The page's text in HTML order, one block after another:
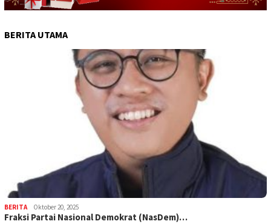
BERITA UTAMA
BERITA Oktober 20, 2025
Fraksi Partai Nasional Demokrat (NasDem)…